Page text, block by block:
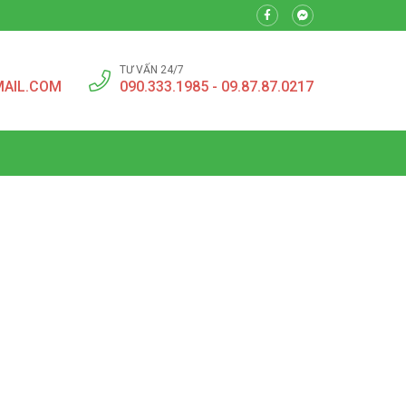
TƯ VẤN 24/7
090.333.1985 - 09.87.87.0217